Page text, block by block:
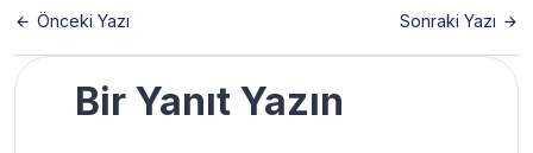
Önceki Yazı Sonraki Yazı
Bir Yanıt Yazın